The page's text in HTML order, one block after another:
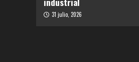
31 julio, 2026